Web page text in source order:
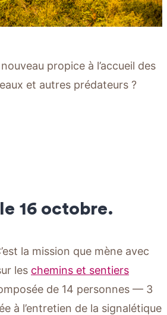
propice à l’accueil des
et autres prédateurs ?
16 octobre.
la mission que mène avec
les chemins et sentiers
de 14 personnes — 3
à l’entretien de la signalétique